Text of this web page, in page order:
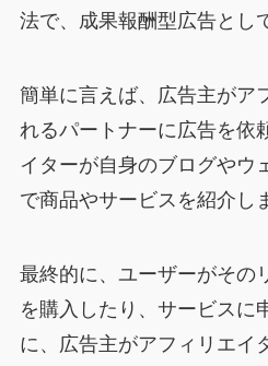
法で、成果報酬型広告とし
簡単に言えば、広告主がア
れるパートナーに広告を依
イターが自身のブログやウ
で商品やサービスを紹介し
最終的に、ユーザーがその
を購入したり、サービスに
に、広告主がアフィリエイ